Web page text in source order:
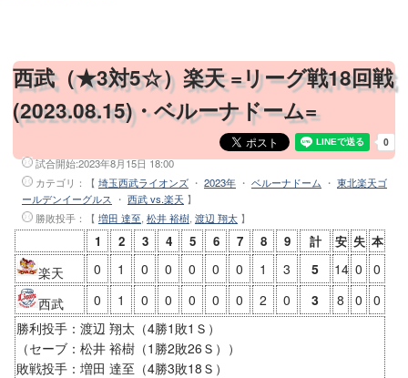
西武（★3対5☆）楽天 =リーグ戦18回戦
(2023.08.15)・ベルーナドーム=
試合開始:2023年8月15日 18:00
カテゴリ：【 埼玉西武ライオンズ ・ 2023年 ・ ベルーナドーム ・ 東北楽天ゴ
ールデンイーグルス
・ 西武 vs.楽天 】
勝敗投手 ：【 増田 達至 松井 裕樹 渡辺 翔太 】
1 2 3 4 5 6 7 8 9 計 安 失 本
楽天 0 1 0 0 0 0 0 1 3 5 14 0
0
西武
0 1 0 0 0 0 0 2 0 3 8 0
0
勝利投手：渡辺 翔太（4勝1敗1Ｓ）
（セーブ：松井 裕樹（1勝2敗26Ｓ））
敗戦投手：増田 達至（4勝3敗18Ｓ）